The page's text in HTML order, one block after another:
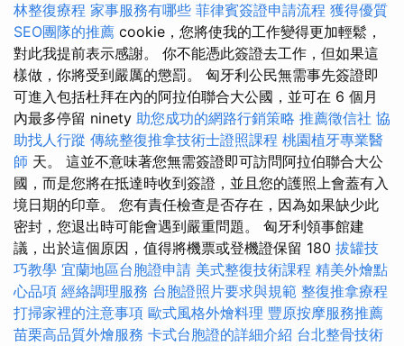
林整復療程 家事服務有哪些 菲律賓簽證申請流程 獲得優質
SEO團隊的推薦 cookie，您將使我的工作變得更加輕鬆，
對此我提前表示感謝。 你不能憑此簽證去工作，但如果這
樣做，你將受到嚴厲的懲罰。 匈牙利公民無需事先簽證即
可進入包括杜拜在內的阿拉伯聯合大公國，並可在 6 個月
內最多停留 ninety 助您成功的網路行銷策略 推薦徵信社 協
助找人行蹤 傳統整復推拿技術士證照課程 桃園植牙專業醫
師 天。 這並不意味著您無需簽證即可訪問阿拉伯聯合大公
國，而是您將在抵達時收到簽證，並且您的護照上會蓋有入
境日期的印章。 您有責任檢查是否存在，因為如果缺少此
密封，您退出時可能會遇到嚴重問題。 匈牙利領事館建
議，出於這個原因，值得將機票或登機證保留 180 拔罐技
巧教學 宜蘭地區台胞證申請 美式整復技術課程 精美外燴點
心品項 經絡調理服務 台胞證照片要求與規範 整復推拿療程
打掃家裡的注意事項 歐式風格外燴料理 豐原按摩服務推薦
苗栗高品質外燴服務 卡式台胞證的詳細介紹 台北整骨技術